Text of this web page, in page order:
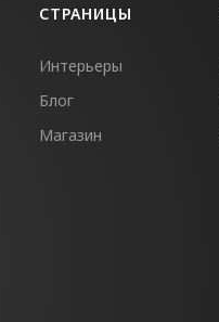
СТРАНИЦЫ
Интерьеры
Блог
Магазин